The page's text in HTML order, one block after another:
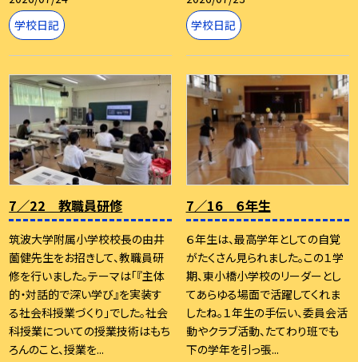
学校日記
学校日記
7／22 教職員研修
筑波大学附属小学校校長の由井
薗健先生をお招きして、教職員研
修を行いました。テーマは「『主体
的・対話的で深い学び』を実装す
る社会科授業づくり」でした。社会
科授業についての授業技術はもち
ろんのこと、授業を...
7／16 ６年生
６年生は、最高学年としての自覚
がたくさん見られました。この１学
期、東小橋小学校のリーダーとし
てあらゆる場面で活躍してくれま
したね。１年生の手伝い、委員会活
動やクラブ活動、たてわり班でも
下の学年を引っ張...